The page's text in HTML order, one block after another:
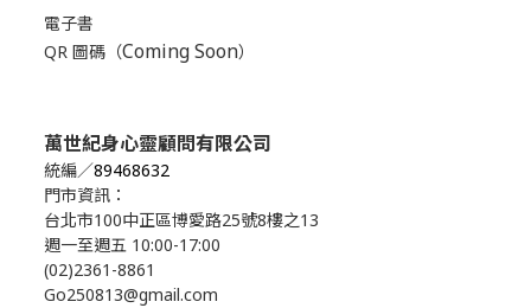
電子書
QR 圖碼（Coming Soon）
萬世紀身心靈顧問有限公司
統編／89468632
門市資訊：
台北市100中正區博愛路25號8樓之13
週一至週五 10:00-17:00
(02)2361-8861
Go250813@gmail.com